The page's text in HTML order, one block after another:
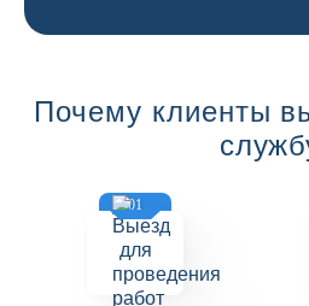
Почему клиенты
01